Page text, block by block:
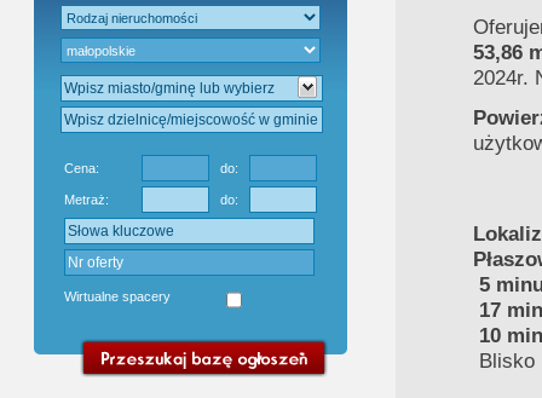
Cena: do:
Metraż: do:
Wirtualne spacery
53,86
2024r.
5
17
10
Blisko